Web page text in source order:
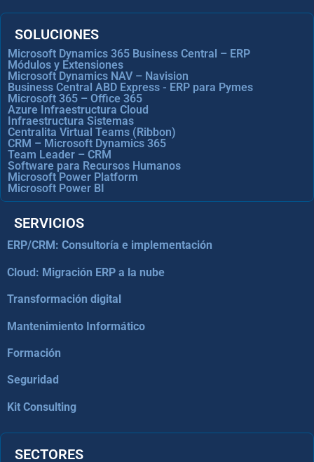
SOLUCIONES
Microsoft Dynamics 365 Business Central – ERP
Módulos y Extensiones
Microsoft Dynamics NAV – Navision
Business Central ABD Express - ERP para Pymes
Microsoft 365 – Office 365
Azure Infraestructura Cloud
Infraestructura Sistemas
Centralita Virtual Teams (Ribbon)
CRM – Microsoft Dynamics 365
Team Leader – CRM
Software para Recursos Humanos
Microsoft Power Platform
Microsoft Power BI
SERVICIOS
ERP/CRM: Consultoría e implementación
Cloud: Migración ERP a la nube
Transformación digital
Mantenimiento Informático
Formación
Seguridad
Kit Consulting
SECTORES